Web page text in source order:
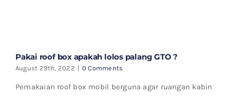
Pakai roof box apakah lolos palang GTO ?
August 29th, 2022 | 0 Comments
Pemakaian roof box mobil berguna agar ruangan kabin